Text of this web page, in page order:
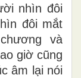
nhìn đôi
đôi mắt
và
giờ cũng
âm lại nói